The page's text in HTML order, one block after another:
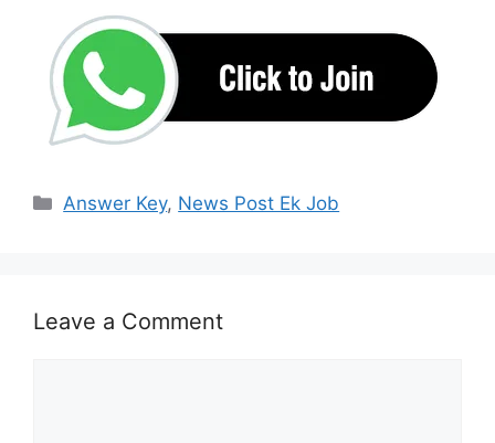
Categories
Answer Key, News Post Ek Job
Leave a Comment